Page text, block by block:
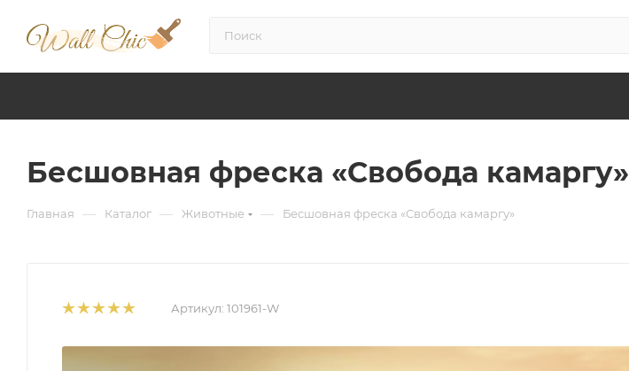
Бесшовная фреска «Свобода камаргу»
Главная — Каталог — Животные — Бесшовная фреска «Свобода камаргу»
Артикул: 101961-W